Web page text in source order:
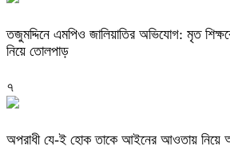
তজুমদ্দিনে এমপিও জালিয়াতির অভিযোগ: মৃত
নিয়ে তোলপাড়
৭
অপরাধী যে-ই হোক তাকে আইনের আওতায় নিয়ে